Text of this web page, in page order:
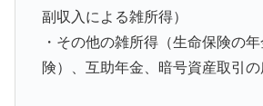
副収入による雑所得）
・その他の雑所得（生命保険の
険）、互助年金、暗号資産取引の